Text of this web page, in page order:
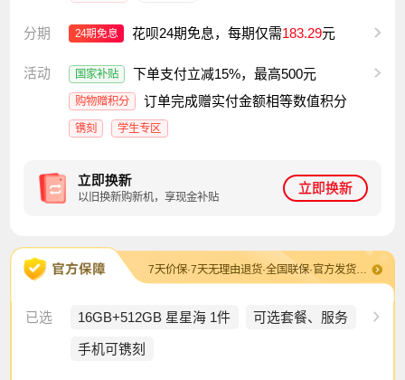
分期 24期免息 花呗24期免息，每期仅需183.29元
活动 国家补贴 下单支付立减15%，最高500元
购物赠积分 订单完成赠实付金额相等数值积分
镌刻 学生专区
立即换新
以旧换新购新机，享现金补贴
立即换新
7天价保·7天无理由退货·全国联保·官方发货及售后·退换货包运费
已选 16GB+512GB 星星海 1件 可选套餐、服务
手机可镌刻